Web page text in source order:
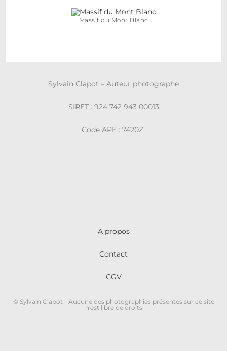
Massif du Mont Blanc
Sylvain Clapot – Auteur photographe
SIRET : 924 742 943 00013
Code APE : 7420Z
A propos
Contact
CGV
© Sylvain Clapot - Aucune des photographies présentes sur ce site
n'est libre de droits